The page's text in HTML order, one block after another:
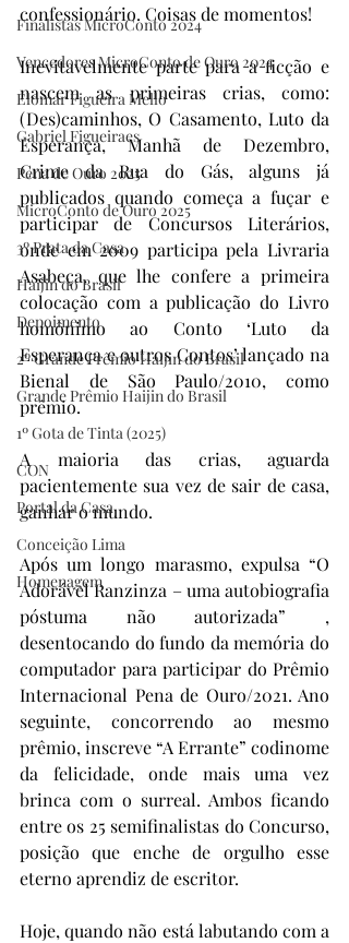
Finalistas MicroConto 2024
Vencedores MicroConto de Ouro 2024
Elomar Figueira Mello
Gabriel Figueiraes
Pena de Ouro 2025
MicroConto de Ouro 2025
3º Prata da Casa
Haijin do Brasil
Depoimento
2º Grande Prêmio Haijin do Brasil
Grande Prêmio Haijin do Brasil
1º Gota de Tinta (2025)
CON
Portal da Casa
Conceição Lima
Homenagem
confessionário. Coisas de momentos!
Inevitavelmente parte para a ficção e
nascem as primeiras crias, como:
(Des)caminhos, O Casamento, Luto da
Esperança, Manhã de Dezembro,
Crime da Rua do Gás, alguns já
publicados quando começa a fuçar e
participar de Concursos Literários,
onde em 2009 participa pela Livraria
Asabeça, que lhe confere a primeira
colocação com a publicação do Livro
homônimo ao Conto ‘Luto da
Esperança e outros Contos’ lançado na
Bienal de São Paulo/2010, como
prêmio.
A maioria das crias, aguarda
pacientemente sua vez de sair de casa,
ganhar o mundo.
Após um longo marasmo, expulsa “O
Adorável Ranzinza – uma autobiografia
póstuma não autorizada” ,
desentocando do fundo da memória do
computador para participar do Prêmio
Internacional Pena de Ouro/2021. Ano
seguinte, concorrendo ao mesmo
prêmio, inscreve “A Errante” codinome
da felicidade, onde mais uma vez
brinca com o surreal. Ambos ficando
entre os 25 semifinalistas do Concurso,
posição que enche de orgulho esse
eterno aprendiz de escritor.
Hoje, quando não está labutando com a